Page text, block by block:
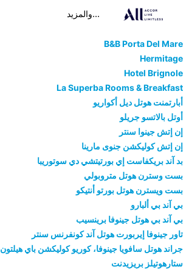
...والمزيد
B&B Porta Del Mare
Hermitage
Hotel Brignole
La Superba Rooms & Breakfast
أبارتمنت هوتل ديل أكواريو
أوتل بالاتسو جريلو
إن إتش جينوا سنتر
إن إتش كوليكشن جنوى مارينا
بد آند بريكفاست إي بورتيتشي دي سوتوريبا
بست وسترن هوتل متروبولي
بست ويسترن هوتل بورتو أنتيكو
بي آند بي ألبارو
بي آند بي هوتل جينوفا برينسيب
تاور جينوفا إيربورت هوتل آند كونفرنس سنتر
جراند هوتل سافويا جينوفا، كوريو كوليكشن باي هيلتون
ستارهوتيلز بريزيدنت